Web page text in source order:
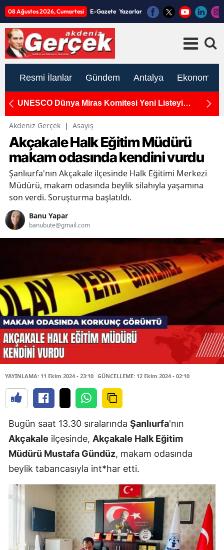
08 Ağustos 2026, Cumartesi E-Gazete Yazarlar
Resmi İlanlar Gündem Antalya Ekonomi
UNESCO Dünya Miras Komitesi Yeni Listeyi
Akdeniz Gerçek | Asayiş
Akçakale Halk Eğitim Müdürü
makam odasında kendini vurdu
Şanlıurfa'nın Akçakale ilçesinde Halk Eğitimi Merkezi
Müdürü, makam odasında beylik silahıyla yaşamına
son verdi. Soruşturma başlatıldı.
Banu Yapar
banubute@gmail.com
YAYINLAMA: 11 Ekim 2024 - 23:10 GÜNCELLEME: 12 Ekim 2024 - 02:10
Bugün saat 13.30 sıralarında Şanlıurfa'nın
Akçakale ilçesinde, Akçakale Halk Eğitim
Müdürü Mustafa Gündüz, makam odasında
beylik tabancasıyla int*har etti.